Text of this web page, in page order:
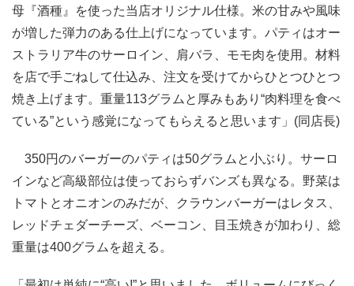
母『酒種』を使った当店オリジナル仕様。米の甘みや風味
が増した弾力のある仕上げになっています。パティはオー
ストラリア牛のサーロイン、肩バラ、モモ肉を使用。材料
を店で手ごねして仕込み、注文を受けてからひとつひとつ
焼き上げます。重量113グラムと厚みもあり“肉料理を食べ
ている”という感覚になってもらえると思います」(同店長)
350円のバーガーのパティは50グラムと小ぶり。サーロ
インなど高級部位は使っておらずバンズも異なる。野菜は
トマトとオニオンのみだが、クラウンバーガーはレタス、
レッドチェダーチーズ、ベーコン、目玉焼きが加わり、総
重量は400グラムを超える。